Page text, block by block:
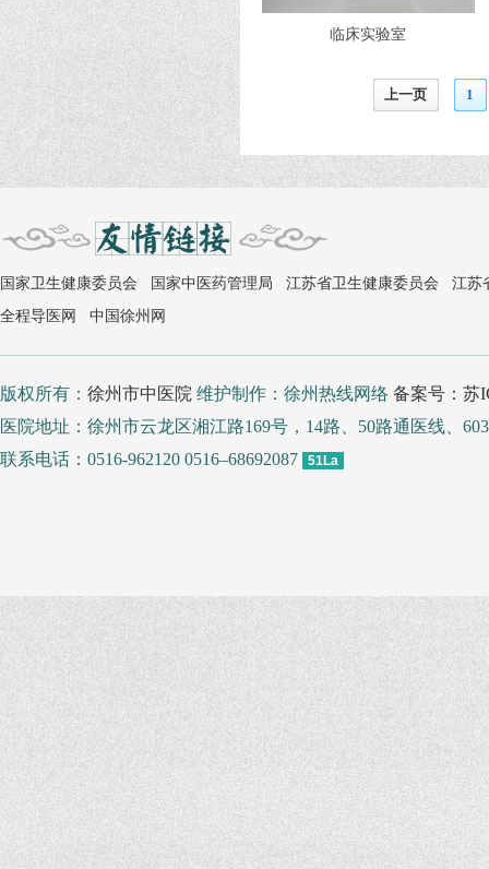
临床实验室
上一页 1
国家卫生健康委员会 国家中医药管理局 江苏省卫生健康委员会
江苏
全程导医网
中国徐州网
版权所有： 徐州市中医院 维护制作：徐州热线网络 备案号：苏
医院地址：徐州市云龙区湘江路169号，14路、50路通医线、
联系电话：0516-962120 0516–68692087
51La